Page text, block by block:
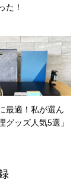
た！
最適！私が選ん
グッズ人気5選」